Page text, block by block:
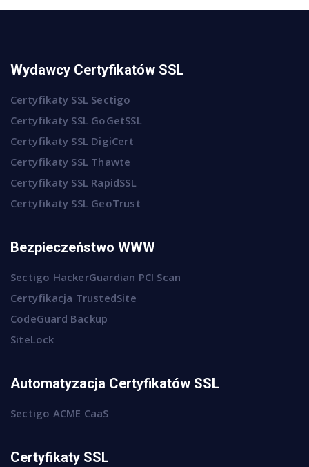
Wydawcy Certyfikatów SSL
Certyfikaty SSL Sectigo
Certyfikaty SSL GoGetSSL
Certyfikaty SSL DigiCert
Certyfikaty SSL Thawte
Certyfikaty SSL RapidSSL
Certyfikaty SSL GeoTrust
Bezpieczeństwo WWW
Sectigo HackerGuardian PCI Scan
Certyfikacja TrustedSite
CodeGuard Backup
SiteLock
Automatyzacja Certyfikatów SSL
Sectigo ACME CaaS
Certyfikaty SSL